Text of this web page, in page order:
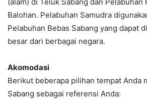
Balohan. Pelabuhan Samudra
Pelabuhan Bebas Sabang yang dapat
besar dari berbagai negara.
Akomodasi
Berikut beberapa pilihan tempat Anda
Sabang sebagai referensi Anda: